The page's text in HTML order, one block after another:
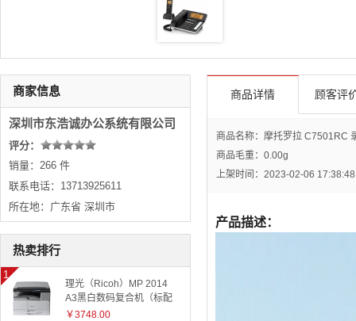
商品详情 顾客评
商品名称：摩托罗拉 C7501RC
商品毛重： 0.00g
上架时间：2023-02-06 17:38:48
产品描述：
商家信息
深圳市东浩诚办公系统有限公司
评分：
销量：266 件
联系电话：13713925611
所在地：广东省 深圳市
热卖排行
理光（Ricoh）MP 2014
A3黑白数码复合机（标配
有线网络+国产工作台）
￥3748.00